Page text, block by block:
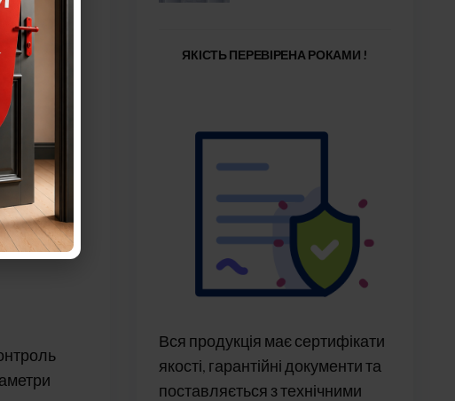
що
ЯКІСТЬ ПЕРЕВІРЕНА РОКАМИ !
Вся продукція має сертифікати
якості, гарантійні документи та
поставляється з технічними